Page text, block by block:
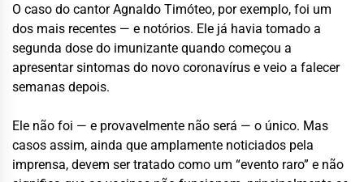
O caso do cantor Agnaldo Timóteo, por exemplo, foi um
dos mais recentes — e notórios. Ele já havia tomado a
segunda dose do imunizante quando começou a
apresentar sintomas do novo coronavírus e veio a falecer
semanas depois.
Ele não foi — e provavelmente não será — o único. Mas
casos assim, ainda que amplamente noticiados pela
imprensa, devem ser tratado como um “evento raro” e não